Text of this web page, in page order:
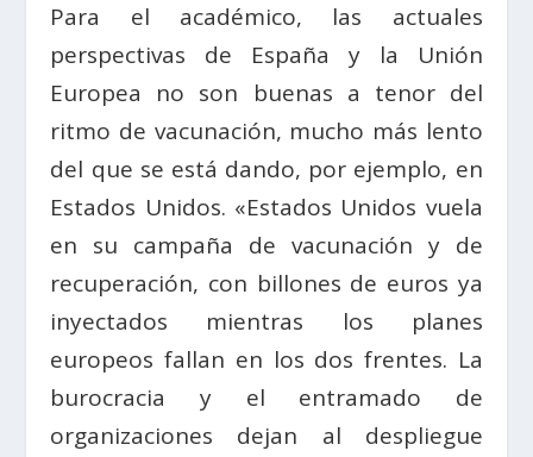
Para el académico, las actuales
perspectivas de España y la Unión
Europea no son buenas a tenor del
ritmo de vacunación, mucho más lento
del que se está dando, por ejemplo, en
Estados Unidos. «Estados Unidos vuela
en su campaña de vacunación y de
recuperación, con billones de euros ya
inyectados mientras los planes
europeos fallan en los dos frentes. La
burocracia y el entramado de
organizaciones dejan al despliegue